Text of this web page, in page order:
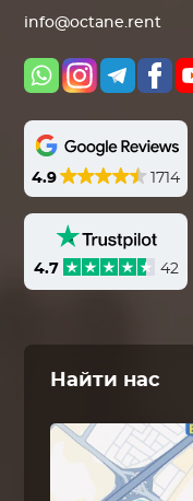
info@octane.rent
4.9 1714
4.7 42
Найти нас